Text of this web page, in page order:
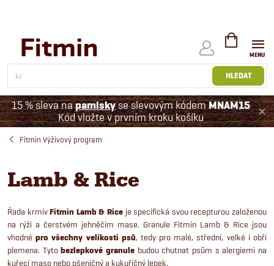
HLEDAT
NÁKUPNÍ
KOŠÍK
15 % sleva napamlskyse slevovým kódemMNAM15
Kód vložte v prvním kroku košíku
Fitmin Výživový program
Lamb & Rice
Řada krmivFitmin Lamb & Rice je specifická svou recepturou založenou
na rýži a čerstvém jehněčím mase. Granule Fitmin Lamb & Rice jsou
vhodnépro všechny velikosti psů, tedy pro malé, střední, velké i obří
plemena. Tytobezlepkové granule budou chutnat psům s alergiemi na
kuřecí maso nebo pšeničný a kukuřičný lepek.